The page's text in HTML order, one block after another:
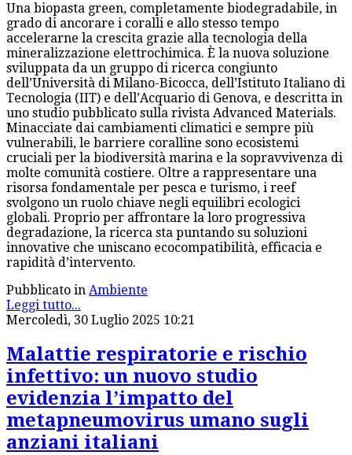
Una biopasta green, completamente biodegradabile, in
grado di ancorare i coralli e allo stesso tempo
accelerarne la crescita grazie alla tecnologia della
mineralizzazione elettrochimica. È la nuova soluzione
sviluppata da un gruppo di ricerca congiunto
dell’Università di Milano-Bicocca, dell’Istituto Italiano di
Tecnologia (IIT) e dell’Acquario di Genova, e descritta in
uno studio pubblicato sulla rivista Advanced Materials.
Minacciate dai cambiamenti climatici e sempre più
vulnerabili, le barriere coralline sono ecosistemi
cruciali per la biodiversità marina e la sopravvivenza di
molte comunità costiere. Oltre a rappresentare una
risorsa fondamentale per pesca e turismo, i reef
svolgono un ruolo chiave negli equilibri ecologici
globali. Proprio per affrontare la loro progressiva
degradazione, la ricerca sta puntando su soluzioni
innovative che uniscano ecocompatibilità, efficacia e
rapidità d’intervento.
Pubblicato in Ambiente
Leggi tutto...
Mercoledì, 30 Luglio 2025 10:21
Malattie respiratorie e rischio
infettivo: un nuovo studio
evidenzia l’impatto del
metapneumovirus umano sugli
anziani italiani